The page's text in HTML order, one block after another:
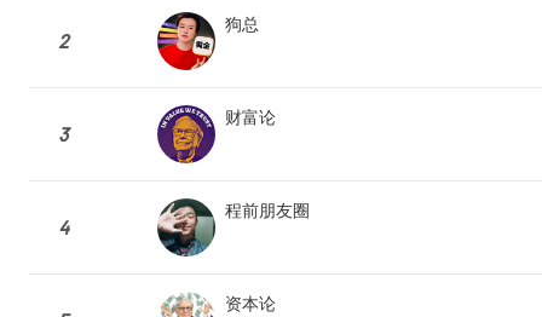
2
狗总
3
财富论
4
程前朋友圈
资本论